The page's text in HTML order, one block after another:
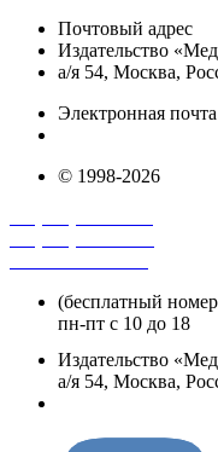
Почтовый адрес
Издательство
а/я 54, Москва,
Электронная почта
© 1998-2026
(бесплатный
пн-пт с 10 до 18
Издательство
а/я 54, Москва,